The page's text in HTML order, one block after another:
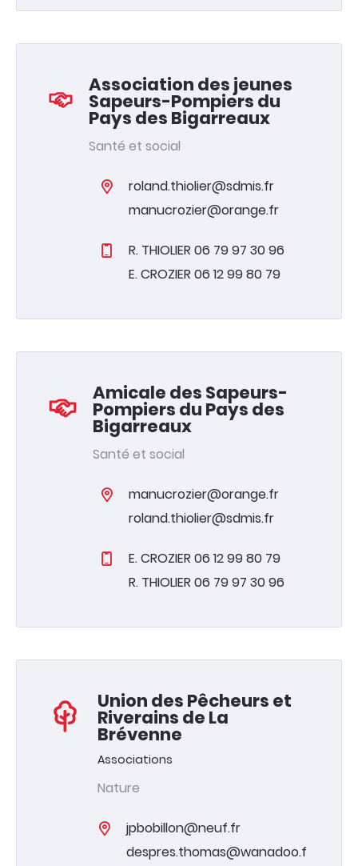
Association des jeunes
Sapeurs-Pompiers du
Pays des Bigarreaux
Santé et social
roland.thiolier@sdmis.fr
manucrozier@orange.fr
R. THIOLIER 06 79 97 30 96
E. CROZIER 06 12 99 80 79
Amicale des Sapeurs-
Pompiers du Pays des
Bigarreaux
Santé et social
manucrozier@orange.fr
roland.thiolier@sdmis.fr
E. CROZIER 06 12 99 80 79
R. THIOLIER 06 79 97 30 96
Union des Pêcheurs et
Riverains de La
Brévenne
Associations
Nature
jpbobillon@neuf.fr
despres.thomas@wanadoo.f
Votre mairie
Infos pratiques
Vivre à Bessenay
Vie associative& économique
Tourisme& patrimoine
04 74 70 80 07
Agenda
Actualités
Annuaire
Contacter la mairie